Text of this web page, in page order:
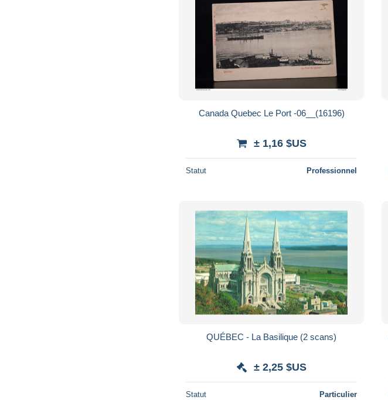
Canada Quebec Le Port -06__(16196)
± 1,16 $US
Statut Professionnel
QUÉBEC - La Basilique (2 scans)
± 2,25 $US
Statut Particulier